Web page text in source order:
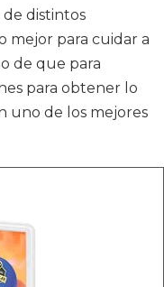
de distintos
mejor para cuidar a
de que para
para obtener lo
uno de los mejores